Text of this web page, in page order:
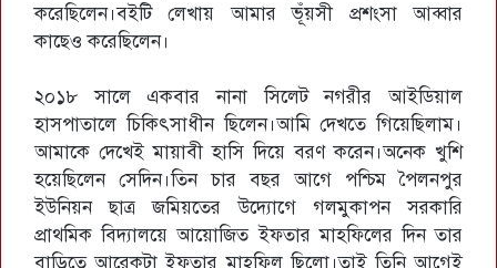
করেছিলেন।বইটি লেখায় আমার ভূঁয়সী প্রশংসা আব্বার
কাছেও করেছিলেন।
২০১৮ সালে একবার নানা সিলেট নগরীর আইডিয়াল
হাসপাতালে চিকিৎসাধীন ছিলেন।আমি দেখতে গিয়েছিলাম।
আমাকে দেখেই মায়াবী হাসি দিয়ে বরণ করেন।অনেক খুশি
হয়েছিলেন সেদিন।তিন চার বছর আগে পশ্চিম পৈলনপুর
ইউনিয়ন ছাত্র জমিয়তের উদ্যোগে গলমুকাপন সরকারি
প্রাথমিক বিদ্যালয়ে আয়োজিত ইফতার মাহফিলের দিন তার
বাড়িতে আরেকটা ইফতার মাহফিল ছিলো।তাই তিনি আগেই